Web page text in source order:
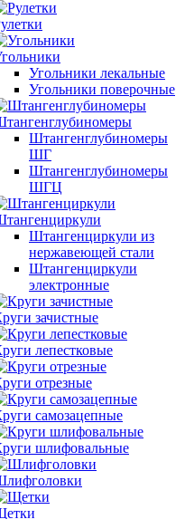
Угольники лекальные
Угольники поверочные
Штангенглубиномеры
ШГ
Штангенглубиномеры
ШГЦ
Штангенциркули из
нержавеющей стали
Штангенциркули
электронные
зачистные
лепестковые
отрезные
самозацепные
шлифовальные